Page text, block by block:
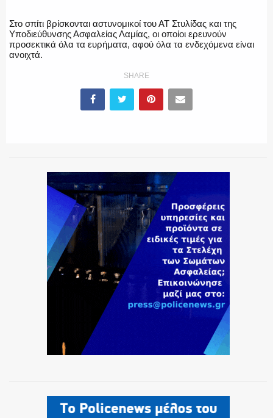
ΑΣΤΥΝΟΜΙΚΟ ΡΕΠΟΡΤΑΖ
ΟΜΑΔΕΣ ΕΛ.ΑΣ.
Στο σπίτι βρίσκονται αστυνομικοί του ΑΤ Στυλίδας και της
Υποδιεύθυνσης Ασφαλείας Λαμίας, οι οποίοι ερευνούν
προσεκτικά όλα τα ευρήματα, αφού όλα τα ενδεχόμενα είναι
ανοιχτά.
SHARE